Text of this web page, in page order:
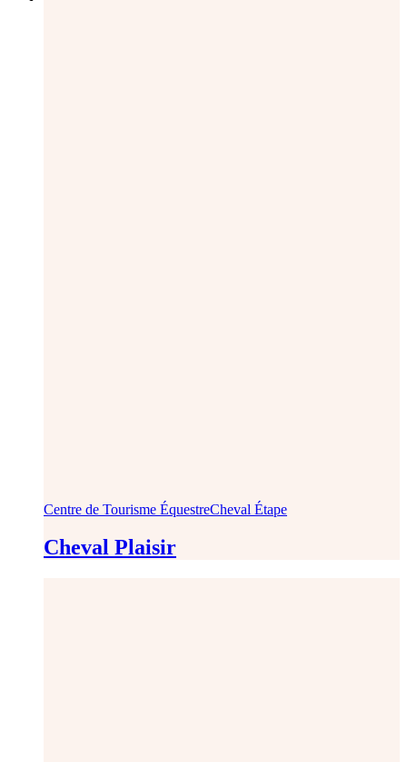
Centre de Tourisme ÉquestreCheval Étape
Cheval Plaisir